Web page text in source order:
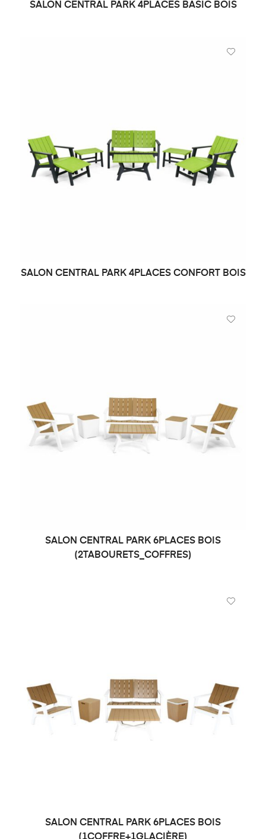
SALON CENTRAL PARK 4PLACES BASIC BOIS
SALON CENTRAL PARK 4PLACES CONFORT BOIS
SALON CENTRAL PARK 6PLACES BOIS
(2TABOURETS_COFFRES)
DEMANDE DE PRIX
SALON CENTRAL PARK 6PLACES BOIS